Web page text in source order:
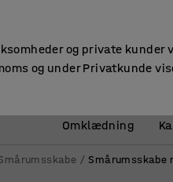
Omklædning
Smårumsskabe
og private kunder
og under Privatkunde